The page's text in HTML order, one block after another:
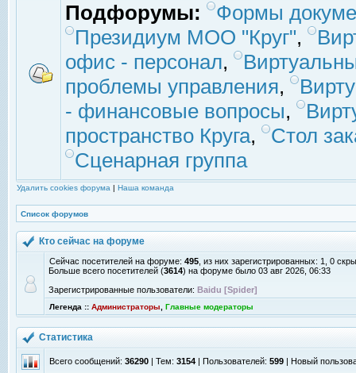
Подфорумы:
Формы
Президиум МОО "Круг",
офис - персонал,
проблемы управления,
- финансовые вопросы,
пространство Круга,
Стол
Сценарная группа
Удалить cookies форума | Наша команда
Список форумов
Кто сейчас на форуме
Сейчас посетителей на форуме: 495 , из них зарегистрированных: 1, 0
Больше всего посетителей (3614) на форуме было 03 авг 2026, 06:33
Зарегистрированные пользователи: Baidu [Spider]
Легенда :: Администраторы Главные модераторы
Статистика
Всего сообщений: 36290 | Тем: 3154 | Пользователей: 599 | Новый